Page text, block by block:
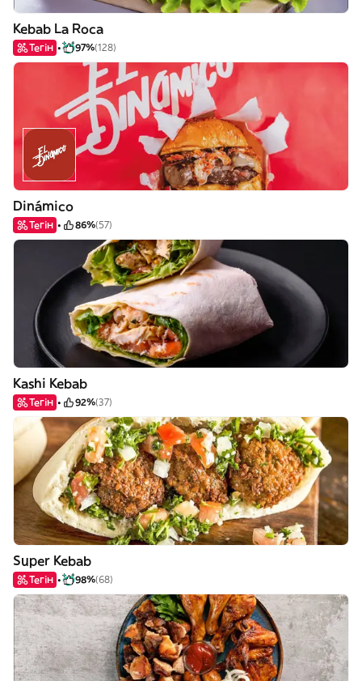
Kebab La Roca
Тегін 97%(128)
Dinámico
Тегін 86%(57)
Kashi Kebab
Тегін 92%(37)
Super Kebab
Тегін 98%(68)